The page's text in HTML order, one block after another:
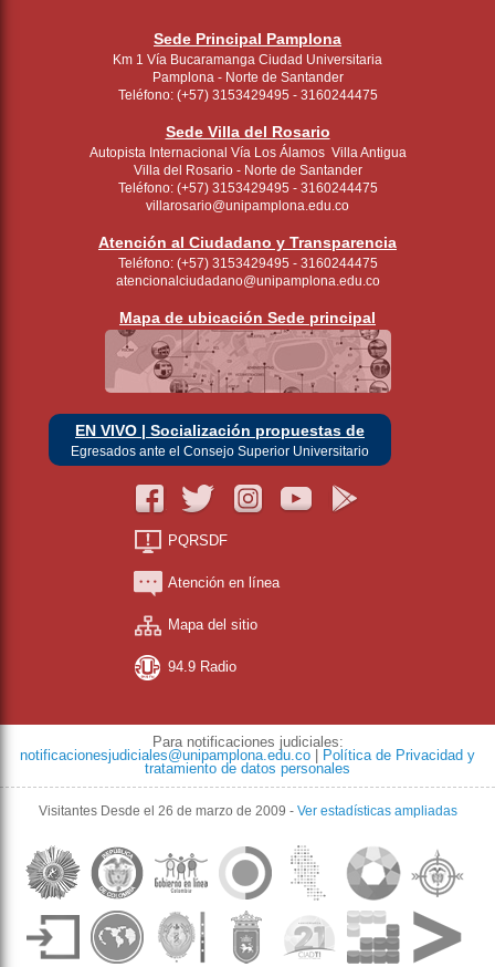
Sede Principal Pamplona
Km 1 Vía Bucaramanga Ciudad Universitaria
Pamplona - Norte de Santander
Teléfono: (+57) 3153429495 - 3160244475
Sede Villa del Rosario
Autopista Internacional Vía Los Álamos Villa Antigua
Villa del Rosario - Norte de Santander
Teléfono: (+57) 3153429495 - 3160244475
villarosario@unipamplona.edu.co
Atención al Ciudadano y Transparencia
Teléfono: (+57) 3153429495 - 3160244475
atencionalciudadano@unipamplona.edu.co
Mapa de ubicación Sede principal
EN VIVO | Socialización propuestas de
Egresados ante el Consejo Superior Universitario
PQRSDF
Atención en línea
Mapa del sitio
94.9 Radio
Para notificaciones judiciales:
notificacionesjudiciales@unipamplona.edu.co
Política de Privacidad y
tratamiento de datos personales
Visitantes Desde el 26 de marzo de 2009 - Ver estadísticas ampliadas